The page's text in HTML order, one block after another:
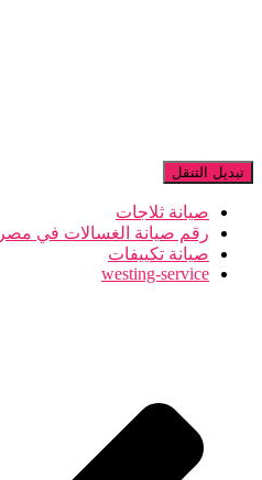
تبديل التنقل
صيانة ثلاجات
رقم صيانة الغسالات في مصر 01127571696
صيانة تكييفات
westing-service